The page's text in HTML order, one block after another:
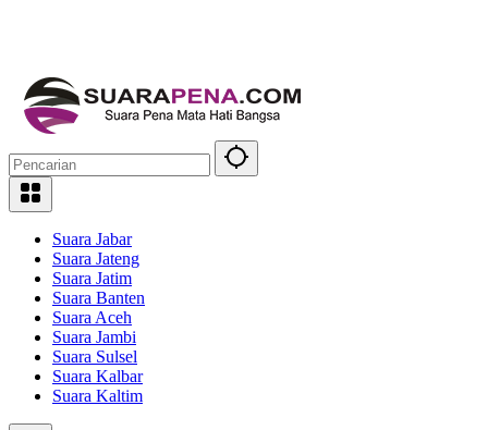
Suara Jabar
Suara Jateng
Suara Jatim
Suara Banten
Suara Aceh
Suara Jambi
Suara Sulsel
Suara Kalbar
Suara Kaltim